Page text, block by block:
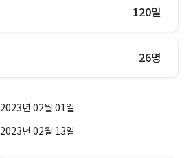
120일
26명
2023년 02월 01일
2023년 02월 13일